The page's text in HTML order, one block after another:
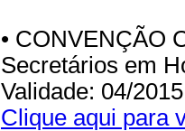
• CONVENÇÃO
Secretários em
Validade: 04/
Clique aqui para